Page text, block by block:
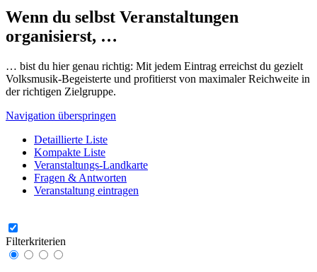
Wenn du selbst Veranstaltungen
organisierst, …
… bist du hier genau richtig: Mit jedem Eintrag erreichst du gezielt
Volksmusik-Begeisterte und profitierst von maximaler Reichweite in
der richtigen Zielgruppe.
Navigation überspringen
Detaillierte Liste
Kompakte Liste
Veranstaltungs-Landkarte
Fragen & Antworten
Veranstaltung eintragen
Filterkriterien